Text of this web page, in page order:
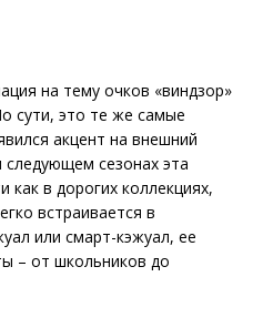
на тему очков «виндзор»
сути, это те же самые
акцент на внешний
сезонах эта
как в дорогих коллекциях,
встраивается в
или смарт-кэжуал, ее
– от школьников до